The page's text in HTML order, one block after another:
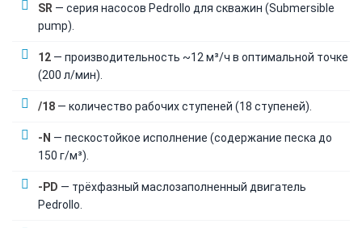
SR — серия насосов Pedrollo для скважин (Submersible
pump).
12 — производительность ~12 м³/ч в оптимальной точке
(200 л/мин).
/18 — количество рабочих ступеней (18 ступеней).
-N — пескостойкое исполнение (содержание песка до
150 г/м³).
-PD — трёхфазный маслозаполненный двигатель
Pedrollo.